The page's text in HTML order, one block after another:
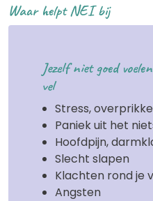
Waar helpt NEI bij
Jezelf niet goed
vel
Stress,
Paniek uit het
Hoofdpijn,
Slecht slapen
Klachten rond je
Angsten